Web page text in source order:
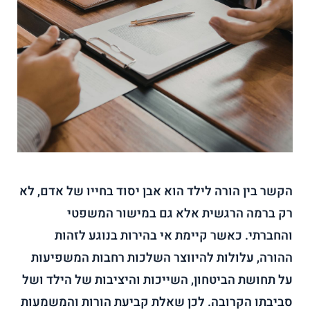
הקשר בין הורה לילד הוא אבן יסוד בחייו של אדם, לא
רק ברמה הרגשית אלא גם במישור המשפטי
והחברתי. כאשר קיימת אי בהירות בנוגע לזהות
ההורה, עלולות להיווצר השלכות רחבות המשפיעות
על תחושת הביטחון, השייכות והיציבות של הילד ושל
סביבתו הקרובה. לכן שאלת קביעת הורות והמשמעות